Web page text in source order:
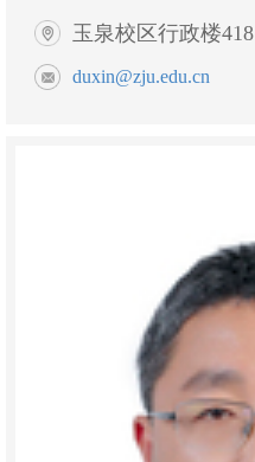
玉泉校区行政楼418
duxin@zju.edu.cn